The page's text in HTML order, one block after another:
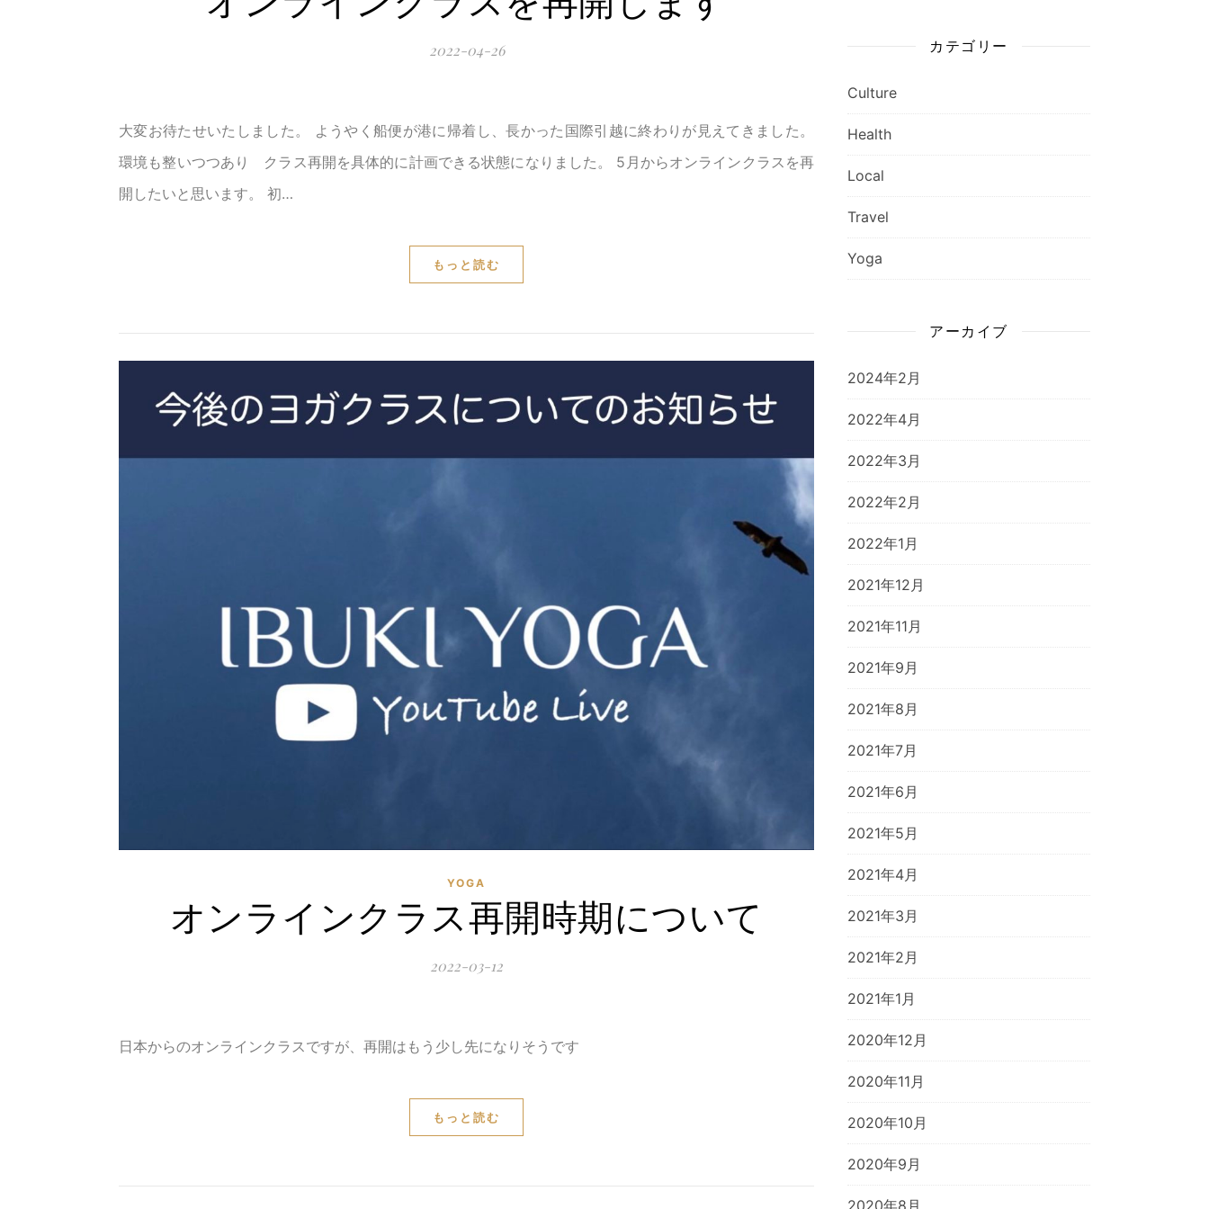
2022-04-26
大変お待たせいたしました。 ようやく船便が港に帰着し、長かった国際引越に終わりが見えてきました。
環境も整いつつあり クラス再開を具体的に計画できる状態になりました。 5月からオンラインクラスを再
開したいと思います。 初…
もっと読む
YOGA
オンラインクラス再開時期について
2022-03-12
日本からのオンラインクラスですが、再開はもう少し先になりそうです
もっと読む
カテゴリー
Culture
Health
Local
Travel
Yoga
アーカイブ
2024年2月
2022年4月
2022年3月
2022年2月
2022年1月
2021年12月
2021年11月
2021年9月
2021年8月
2021年7月
2021年6月
2021年5月
2021年4月
2021年3月
2021年2月
2021年1月
2020年12月
2020年11月
2020年10月
2020年9月
2020年8月